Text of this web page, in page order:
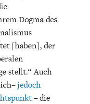
Dogma des
[haben], der
stellt.“ Auch
jedoch
– die